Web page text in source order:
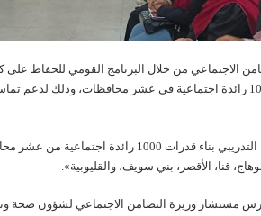
الاجتماعي من خلال البرنامج القومي للحفاظ على
يستهدف تأهيل 1000 رائدة اجتماعية في عشر محافظات، وذلك
ويستهدف البرنامج التدريبي بناء قدرات
قنا، الأقصر، بني سويف، والقليوبية».
مستشار وزيرة التضامن الاجتماعي لشؤون صحة